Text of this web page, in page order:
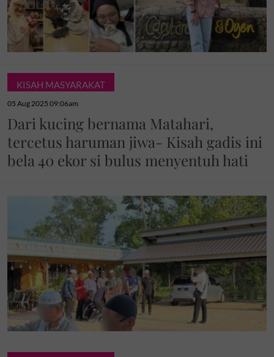
KISAH MASYARAKAT
05 Aug 2025 09:06am
Dari kucing bernama Matahari,
tercetus haruman jiwa- Kisah gadis ini
bela 40 ekor si bulus menyentuh hati